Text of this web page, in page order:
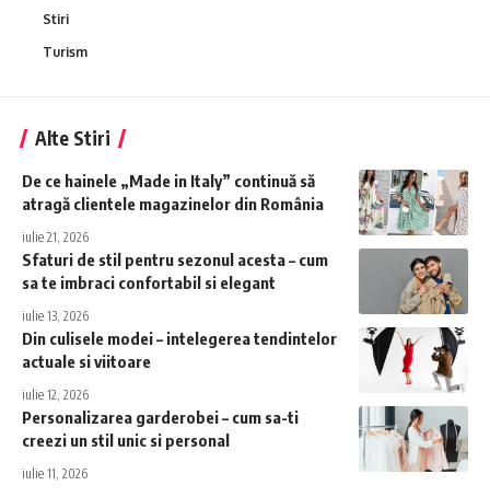
Stiri
Turism
Alte Stiri
De ce hainele „Made in Italy” continuă să
atragă clientele magazinelor din România
iulie 21, 2026
Sfaturi de stil pentru sezonul acesta – cum
sa te imbraci confortabil si elegant
iulie 13, 2026
Din culisele modei – intelegerea tendintelor
actuale si viitoare
iulie 12, 2026
Personalizarea garderobei – cum sa-ti
creezi un stil unic si personal
iulie 11, 2026